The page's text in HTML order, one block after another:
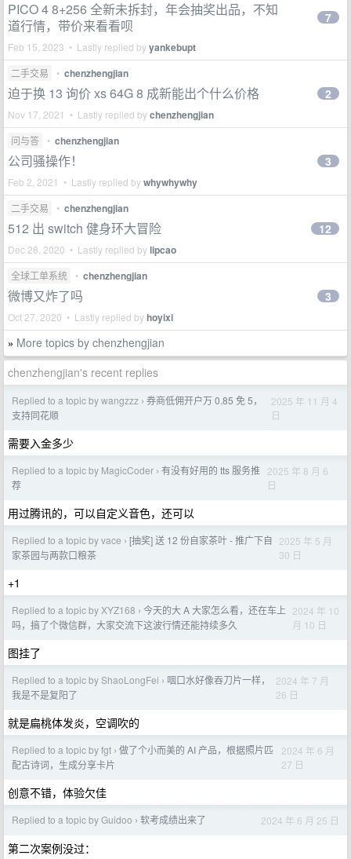
PICO 4 8+256 全新未拆封，年会抽奖出品，不知
道行情，带价来看看呗
Feb 15, 2023 • Lastly replied byyankebupt
7
二手交易 • chenzhengjian
迫于换 13 询价 xs 64G 8 成新能出个什么价格
Nov 17, 2021 • Lastly replied bychenzhengjian
2
问与答 • chenzhengjian
公司骚操作！
Feb 2, 2021 • Lastly replied bywhywhywhy
3
二手交易 • chenzhengjian
512 出 switch 健身环大冒险
Dec 28, 2020 • Lastly replied bylipcao
12
全球工单系统 • chenzhengjian
微博又炸了吗
Oct 27, 2020 • Lastly replied byhoyixi
3
» More topics by chenzhengjian
chenzhengjian's recent replies
Replied to a topic by wangzzz › 券商低佣开户万 0.85 免 5，
支持同花顺
2025 年 11 月 4
日
需要入金多少
Replied to a topic by MagicCoder › 有没有好用的 tts 服务推
荐
2025 年 8 月 6
日
用过腾讯的，可以自定义音色，还可以
Replied to a topic by vace › [抽奖] 送 12 份自家茶叶 - 推广下自
家茶园与两款口粮茶
2025 年 5 月
30 日
+1
Replied to a topic by XYZ168 › 今天的大 A 大家怎么看，还在车上
吗，搞了个微信群，大家交流下这波行情还能持续多久
2024 年 10
月 10 日
图挂了
Replied to a topic by ShaoLongFei › 咽口水好像吞刀片一样，
我是不是复阳了
2024 年 7 月
26 日
就是扁桃体发炎，空调吹的
Replied to a topic by fgt › 做了个小而美的 AI 产品，根据照片匹
配古诗词，生成分享卡片
2024 年 6 月
27 日
创意不错，体验欠佳
Replied to a topic by Guidoo › 软考成绩出来了 2024 年 6 月 25 日
第二次案例没过：